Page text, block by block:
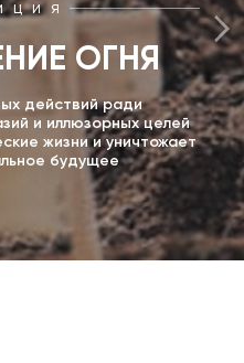
ОГНЯ
действий ради
и иллюзорных целей
жизни и уничтожает
будущее